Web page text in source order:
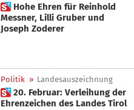
 Hohe Ehren für Reinhold
Messner, Lilli Gruber und
Joseph Zoderer
Politik » Landesauszeichnung
 20. Februar: Verleihung der
Ehrenzeichen des Landes Tirol